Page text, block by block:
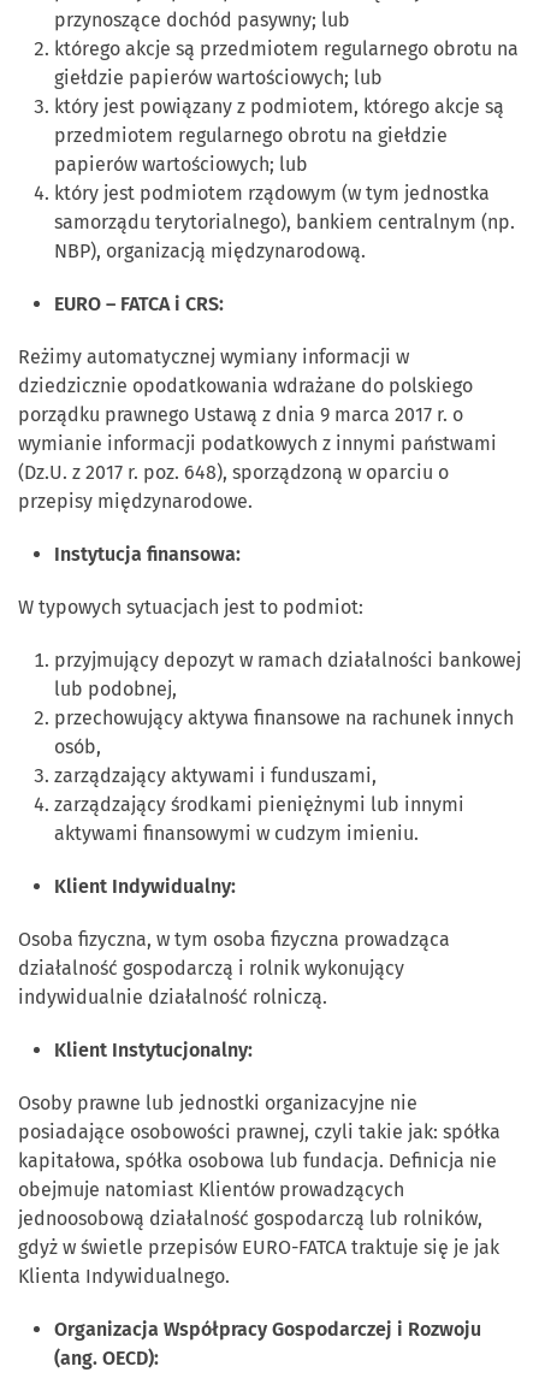
przynoszące dochód pasywny; lub
którego akcje są przedmiotem regularnego obrotu na
giełdzie papierów wartościowych; lub
który jest powiązany z podmiotem, którego akcje są
przedmiotem regularnego obrotu na giełdzie
papierów wartościowych; lub
który jest podmiotem rządowym (w tym jednostka
samorządu terytorialnego), bankiem centralnym (np.
NBP), organizacją międzynarodową.
EURO – FATCA i CRS:
Reżimy automatycznej wymiany informacji w
dziedzicznie opodatkowania wdrażane do polskiego
porządku prawnego Ustawą z dnia 9 marca 2017 r. o
wymianie informacji podatkowych z innymi państwami
(Dz.U. z 2017 r. poz. 648), sporządzoną w oparciu o
przepisy międzynarodowe.
Instytucja finansowa:
W typowych sytuacjach jest to podmiot:
przyjmujący depozyt w ramach działalności bankowej
lub podobnej,
przechowujący aktywa finansowe na rachunek innych
osób,
zarządzający aktywami i funduszami,
zarządzający środkami pieniężnymi lub innymi
aktywami finansowymi w cudzym imieniu.
Klient Indywidualny:
Osoba fizyczna, w tym osoba fizyczna prowadząca
działalność gospodarczą i rolnik wykonujący
indywidualnie działalność rolniczą.
Klient Instytucjonalny:
Osoby prawne lub jednostki organizacyjne nie
posiadające osobowości prawnej, czyli takie jak: spółka
kapitałowa, spółka osobowa lub fundacja. Definicja nie
obejmuje natomiast Klientów prowadzących
jednoosobową działalność gospodarczą lub rolników,
gdyż w świetle przepisów EURO-FATCA traktuje się je jak
Klienta Indywidualnego.
Organizacja Współpracy Gospodarczej i Rozwoju
(ang. OECD):